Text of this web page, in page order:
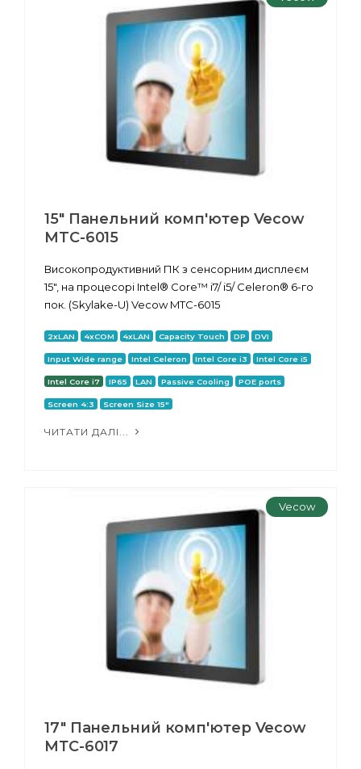
15" Панельний комп'ютер Vecow
MTC-6015
Високопродуктивний ПК з сенсорним дисплеєм
15", на процесорі Intel® Core™ i7/ i5/ Celeron® 6-го
пок. (Skylake-U) Vecow MTC-6015
2xLAN 4xCOM 4xLAN Capacity Touch DP DVI
Input Wide range Intel Celeron Intel Core i3 Intel Core i5
Intel Core i7 IP65 LAN Passive Cooling POE ports
Screen 4:3 Screen Size 15"
ЧИТАТИ ДАЛІ...
Vecow
17" Панельний комп'ютер Vecow
МТС-6017